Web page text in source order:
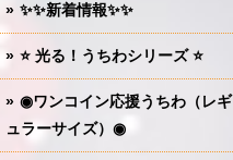
✨✨新着情報✨✨
⭐️ 光る！うちわシリーズ ⭐️
◉ワンコイン応援うちわ（レギ
ュラーサイズ）◉